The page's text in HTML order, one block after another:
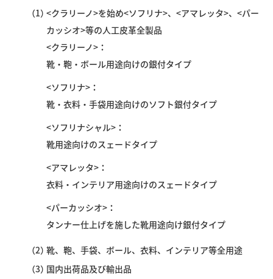
（1）<クラリーノ>を始め<ソフリナ>、<アマレッタ>、<パー
カッシオ>等の人工皮革全製品
<クラリーノ>
靴・鞄・ボール用途向けの銀付タイプ
<ソフリナ>
靴・衣料・手袋用途向けのソフト銀付タイプ
<ソフリナシャル>
靴用途向けのスェードタイプ
<アマレッタ>
衣料・インテリア用途向けのスェードタイプ
<パーカッシオ>
タンナー仕上げを施した靴用途向け銀付タイプ
（2）靴、鞄、手袋、ボール、衣料、インテリア等全用途
（3）国内出荷品及び輸出品